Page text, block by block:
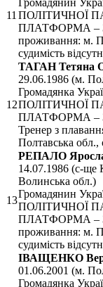
11 ПОЛІТИЧНОЇ
ПЛАТФОРМА –
проживання: м.
судимість
12
ТАГАН Тетяна
29.06.1986 (м.
Громадянка
ПОЛІТИЧНОЇ
ПЛАТФОРМА –
Тренер з
Полтавська обл.,
13
РЕПАЛО
14.07.1986 (с-ще
Волинська обл.)
Громадянин
ПОЛІТИЧНОЇ
ПЛАТФОРМА –
проживання: м.
судимість
ІВАЩЕНКО
01.06.2001 (м.
Громадянка